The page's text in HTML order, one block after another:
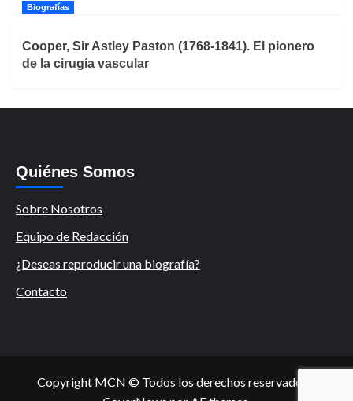
Biografías
Cooper, Sir Astley Paston (1768-1841). El pionero
de la cirugía vascular
Quiénes Somos
Sobre Nosotros
Equipo de Redacción
¿Deseas reproducir una biografía?
Contacto
Copyright MCN © Todos los derechos reservados.